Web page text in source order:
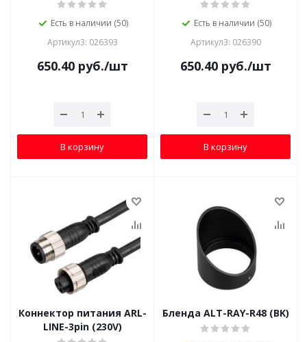
Есть в наличии (50)
Артикул3: 026393
650.40руб./шт
В корзину
Есть в наличии (50)
Артикул3: 026390
650.40руб./шт
В корзину
Коннектор питания ARL-
LINE-3pin (230V)
Бленда ALT-RAY-R48 (BK)